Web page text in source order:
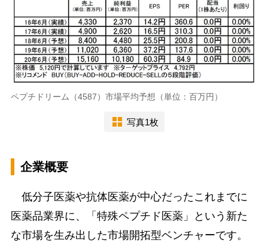
ペプチドリーム（4587）市場平均予想（単位：百万円）
写真1枚
企業概要
低分子医薬や抗体医薬が中心だったこれまでに
医薬品業界に、「特殊ペプチド医薬」という新た
な市場を生み出した市場開拓型ベンチャーです。